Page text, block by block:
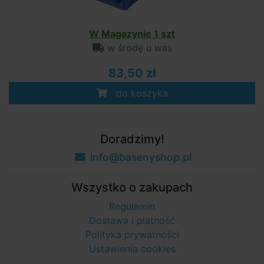
W Magazynie 1 szt
w środę u was
83,50 zł
do koszyka
Doradzimy!
info@basenyshop.pl
Wszystko o zakupach
Regulamin
Dostawa i płatność
Polityka prywatności
Ustawienia cookies